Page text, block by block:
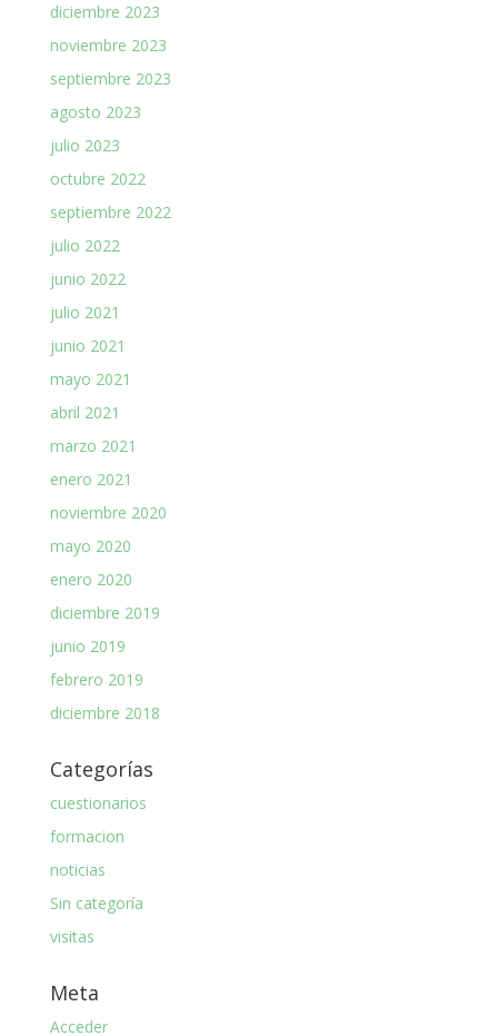
diciembre 2023
noviembre 2023
septiembre 2023
agosto 2023
julio 2023
octubre 2022
septiembre 2022
julio 2022
junio 2022
julio 2021
junio 2021
mayo 2021
abril 2021
marzo 2021
enero 2021
noviembre 2020
mayo 2020
enero 2020
diciembre 2019
junio 2019
febrero 2019
diciembre 2018
Categorías
cuestionarios
formacion
noticias
Sin categoría
visitas
Meta
Acceder